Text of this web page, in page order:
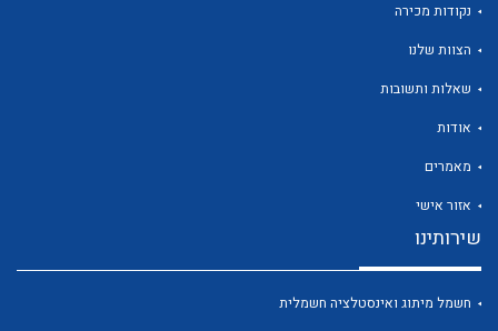
לכל מוצרי היצרן
לכל מוצרי היצרן
נקודות מכירה
הצוות שלנו
שאלות ותשובות
אודות
מאמרים
אזור אישי
שירותינו
חשמל מיתוג ואינסטלציה חשמלית